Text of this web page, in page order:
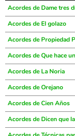
Acordes de Dame tres
Acordes de El golazo
Acordes de Propiedad
Acordes de Que hace
Acordes de La Noria
Acordes de Orejano
Acordes de Cien Años
Acordes de Dicen que